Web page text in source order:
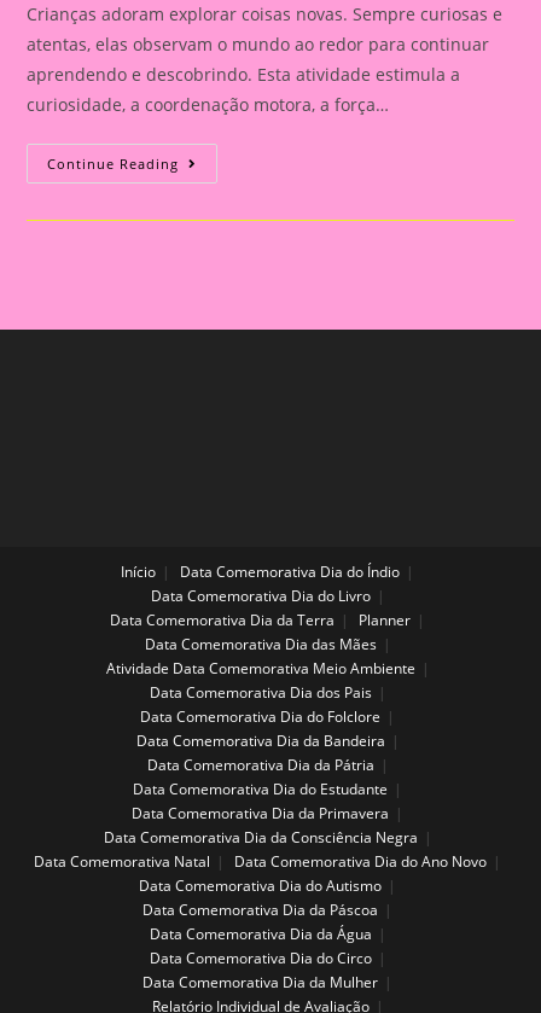
Crianças adoram explorar coisas novas. Sempre curiosas e
atentas, elas observam o mundo ao redor para continuar
aprendendo e descobrindo. Esta atividade estimula a
curiosidade, a coordenação motora, a força…
Continue Reading Técnica
De
Início
Data Comemorativa Dia do Índio
Data Comemorativa Dia do Livro
Data Comemorativa Dia da Terra
Planner
Data Comemorativa Dia das Mães
Atividade Data Comemorativa Meio Ambiente
Data Comemorativa Dia dos Pais
Data Comemorativa Dia do Folclore
Data Comemorativa Dia da Bandeira
Data Comemorativa Dia da Pátria
Data Comemorativa Dia do Estudante
Data Comemorativa Dia da Primavera
Data Comemorativa Dia da Consciência Negra
Data Comemorativa Natal
Data Comemorativa Dia do Ano Novo
Data Comemorativa Dia do Autismo
Data Comemorativa Dia da Páscoa
Data Comemorativa Dia da Água
Data Comemorativa Dia do Circo
Data Comemorativa Dia da Mulher
Relatório Individual de Avaliação